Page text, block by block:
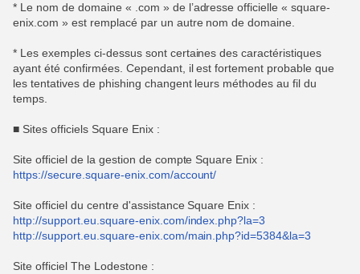
* Le nom de domaine « .com » de l’adresse officielle « square-
enix.com » est remplacé par un autre nom de domaine.
* Les exemples ci-dessus sont certaines des caractéristiques
ayant été confirmées. Cependant, il est fortement probable que
les tentatives de phishing changent leurs méthodes au fil du
temps.
■ Sites officiels Square Enix :
Site officiel de la gestion de compte Square Enix :
https://secure.square-enix.com/account/
Site officiel du centre d'assistance Square Enix :
http://support.eu.square-enix.com/index.php?la=3
http://support.eu.square-enix.com/main.php?id=5384&la=3
Site officiel The Lodestone :